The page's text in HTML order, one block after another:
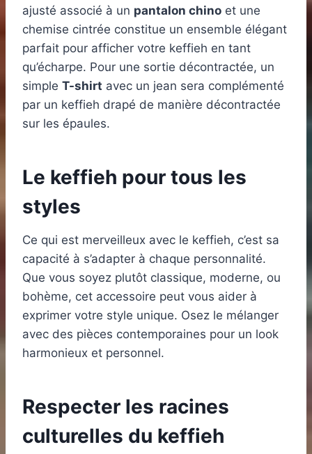
ajusté associé à un pantalon chino et une
chemise cintrée constitue un ensemble élégant
parfait pour afficher votre keffieh en tant
qu’écharpe. Pour une sortie décontractée, un
simple T-shirt avec un jean sera complémenté
par un keffieh drapé de manière décontractée
sur les épaules.
Le keffieh pour tous les
styles
Ce qui est merveilleux avec le keffieh, c’est sa
capacité à s’adapter à chaque personnalité.
Que vous soyez plutôt classique, moderne, ou
bohème, cet accessoire peut vous aider à
exprimer votre style unique. Osez le mélanger
avec des pièces contemporaines pour un look
harmonieux et personnel.
Respecter les racines
culturelles du keffieh